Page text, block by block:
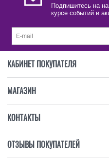
Подпишитесь на
курсе событий и
КАБИНЕТ ПОКУПАТЕЛЯ
МАГАЗИН
КОНТАКТЫ
ОТЗЫВЫ ПОКУПАТЕЛЕЙ